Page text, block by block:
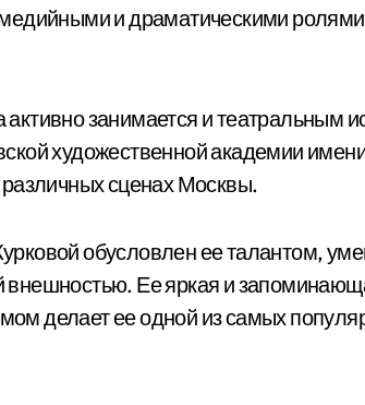
и драматическими
занимается и театральным
художественной академии
различных сценах Москвы.
обусловлен ее талантом,
внешностью. Ее яркая и
делает ее одной из самых